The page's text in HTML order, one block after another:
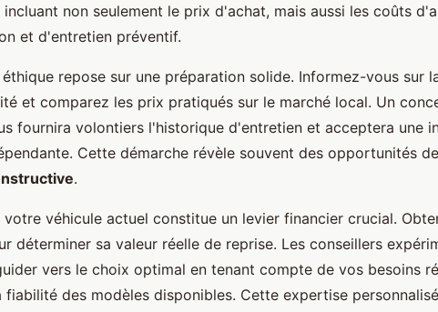
non seulement le prix d'achat, mais aussi les coûts
et d'entretien préventif.
repose sur une préparation solide. Informez-vous sur
et comparez les prix pratiqués sur le marché local. Un
fournira volontiers l'historique d'entretien et acceptera une
Cette démarche révèle souvent des opportunités de
.
votre véhicule actuel constitue un levier financier crucial.
déterminer sa valeur réelle de reprise. Les conseillers
vers le choix optimal en tenant compte de vos besoins
des modèles disponibles. Cette expertise